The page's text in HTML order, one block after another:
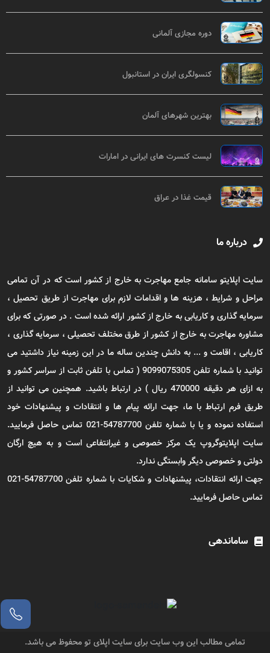
دوره مجازی آلمانی
کنسولگری ایران در استانبول
بهترین شهرهای آلمان
لیست کنسرت های ایرانی در امارات
قیمت غذا در عراق
درباره ما
سایت اپلایتو سامانه جامع مهاجرت به خارج از کشور است که در آن تمامی
مراحل و شرایط ، هزینه ها و اقدامات لازم برای مهاجرت از طریق تحصیل ،
سرمایه گذاری و کاریابی به خارج از کشور ارائه شده است . در صورتی که برای
مشاوره مهاجرت به خارج از کشور از طرق مختلف تحصیلی ، سرمایه گذاری ،
کاریابی ، اقامت و ... به دانش چندین ساله ما در این زمینه نیاز داشتید می
توانید با شماره تلفن 9099075305 ( تماس با تلفن ثابت از سراسر کشور و
به ازای هر دقیقه 470000 ریال ) در ارتباط باشید. همچنین می توانید از
طریق فرم ارتباط با ما، جهت ارائه پیام ها و انتقادات و پیشنهادات خود
استفاده نموده و یا با شماره تلفن 54787700-021 تماس حاصل فرمایید.
سایت اپلایتوگروپ یک مرکز خصوصی و غیرانتفاعی است و به هیچ ارگان
دولتی و خصوصی دیگر وابستگی ندارد.
جهت ارائه انتقادات، پیشنهادات و شکایات با شماره تلفن 54787700-021
تماس حاصل فرمایید.
ساماندهی
تمامی مطالب این وب سایت برای سایت اپلای تو محفوظ می باشد.